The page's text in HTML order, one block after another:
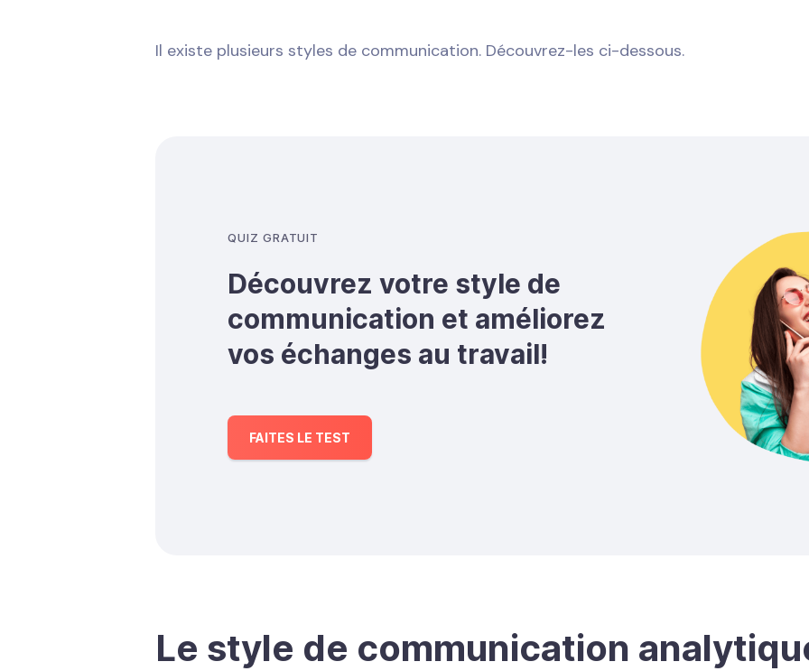
Il existe plusieurs styles de communication. Découvrez-les ci-dessous.
QUIZ GRATUIT
Découvrez votre style de
communication et améliorez
vos échanges au travail!
FAITES LE TEST
Le style de communication